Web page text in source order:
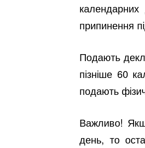
припинення
Подають
пізніше 60
подають
Важливо!
день, то